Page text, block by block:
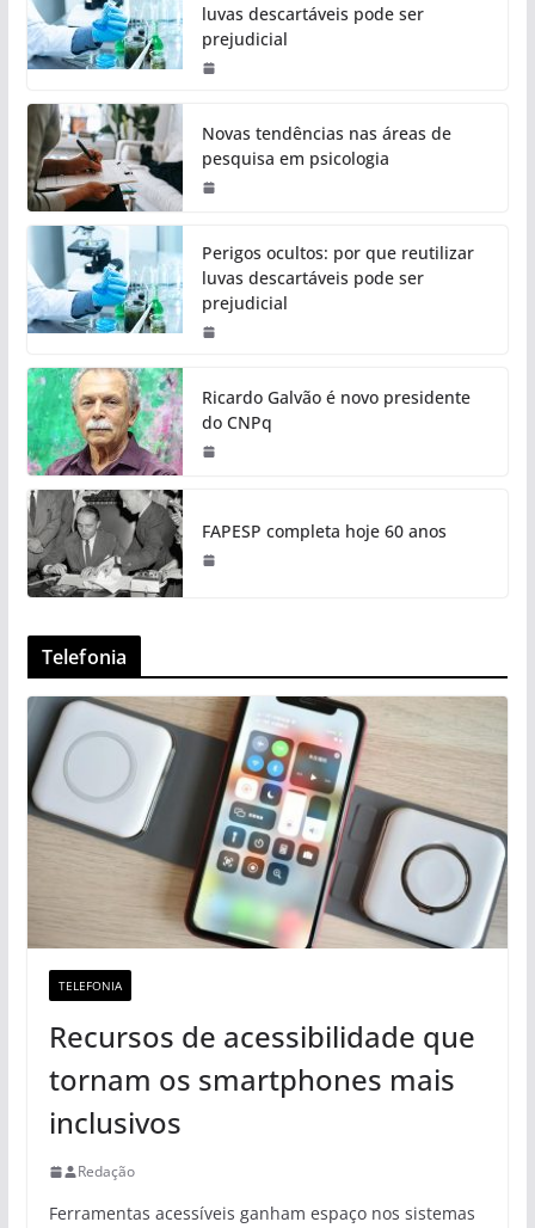
luvas descartáveis pode ser
prejudicial
Novas tendências nas áreas de
pesquisa em psicologia
Perigos ocultos: por que reutilizar
luvas descartáveis pode ser
prejudicial
Ricardo Galvão é novo presidente
do CNPq
FAPESP completa hoje 60 anos
Telefonia
TELEFONIA
Recursos de acessibilidade que
tornam os smartphones mais
inclusivos
Redação
Ferramentas acessíveis ganham espaço nos sistemas